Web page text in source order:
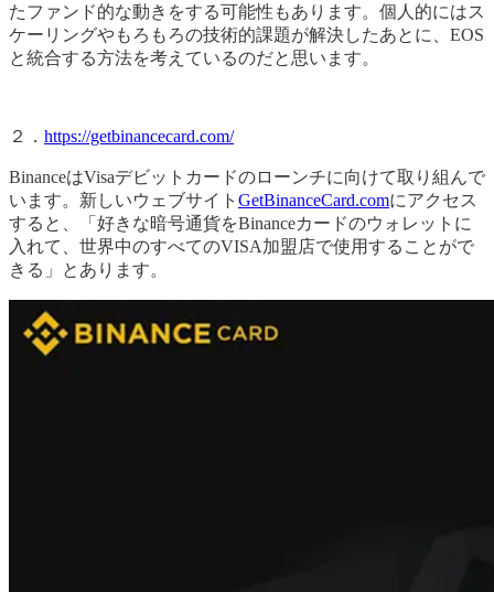
たファンド的な動きをする可能性もあります。個人的にはス
ケーリングやもろもろの技術的課題が解決したあとに、EOS
と統合する方法を考えているのだと思います。
２． https://getbinancecard.com/
BinanceはVisaデビットカードのローンチに向けて取り組んで
います。新しいウェブサイト GetBinanceCard.comにアクセス
すると、「好きな暗号通貨をBinanceカードのウォレットに
入れて、世界中のすべてのVISA加盟店で使用することがで
きる」とあります。